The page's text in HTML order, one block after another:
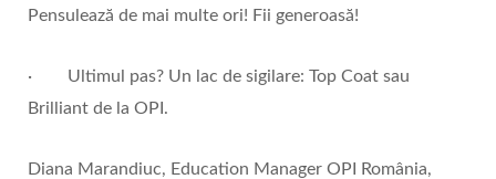
Pensulează de mai multe ori! Fii generoasă!
· Ultimul pas? Un lac de sigilare: Top Coat sau
Brilliant de la OPI.
Diana Marandiuc, Education Manager OPI România,